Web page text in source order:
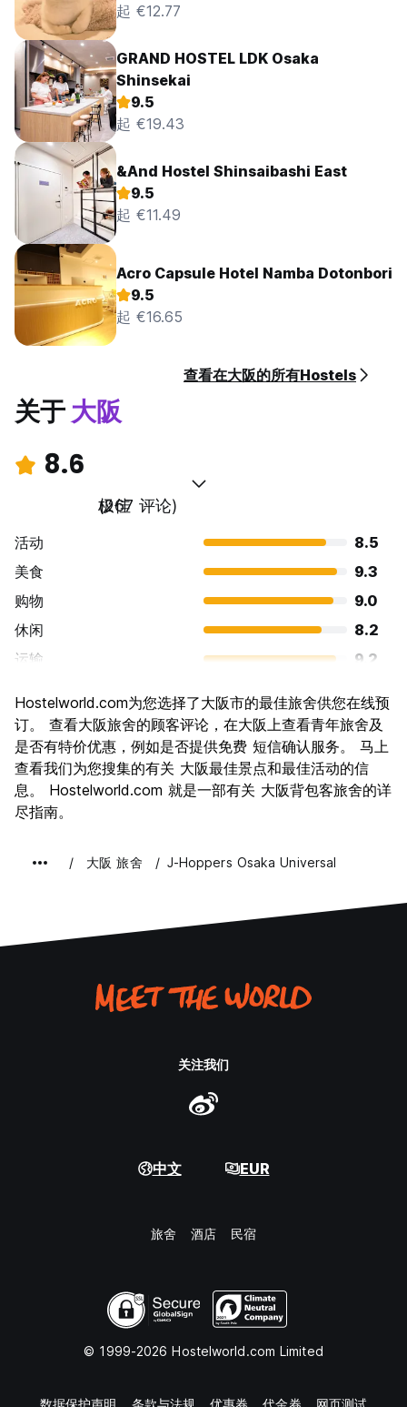
起 €12.77
GRAND HOSTEL LDK Osaka
Shinsekai
9.5
起 €19.43
&And Hostel Shinsaibashi East
9.5
起 €11.49
Acro Capsule Hotel Namba Dotonbori
9.5
起 €16.65
查看在大阪的所有Hostels
关于大阪
8.6
极佳
(267 评论)
活动
8.5
美食
9.3
购物
9.0
休闲
8.2
运输
9.2
文化
8.4
夜生活
8.5
物有所值
8.4
Hostelworld.com为您选择了大阪市的最佳旅舍供您在线预
订。 查看大阪旅舍的顾客评论，在大阪上查看青年旅舍及
是否有特价优惠，例如是否提供免费 短信确认服务。 马上
查看我们为您搜集的有关 大阪最佳景点和最佳活动的信
息。 Hostelworld.com 就是一部有关 大阪背包客旅舍的详
尽指南。
大阪 旅舍 J-Hoppers Osaka Universal
关注我们
中文 EUR
旅舍 酒店 民宿
© 1999-2026 Hostelworld.com Limited
数据保护声明 条款与法规 优惠券 代金券 网页测试